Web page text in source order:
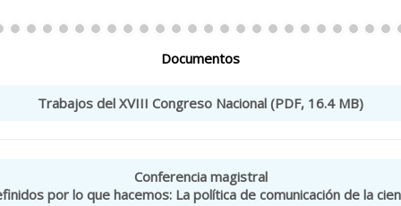
Documentos
Trabajos del XVIII Congreso Nacional (PDF, 16.4 MB)
Conferencia magistral
por lo que hacemos: La política de comunicación de la